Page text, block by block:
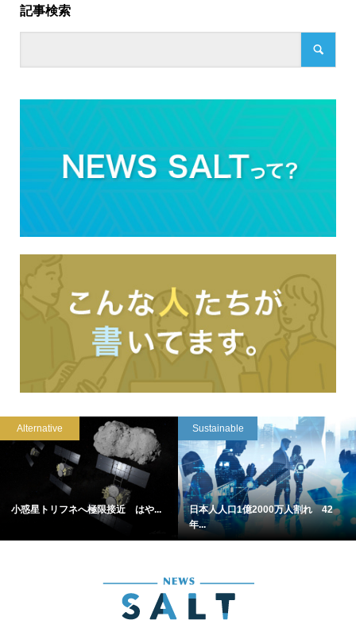
記事検索
Alternative
小惑星トリフネへ極限接近 はや...
Sustainable
日本人人口1億2000万人割れ 42
年...